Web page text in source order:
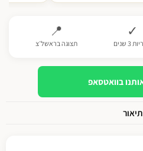
✓
3 שנים
📍
תצוגה בראשל׳צ
בוואטסאפ
תיאור